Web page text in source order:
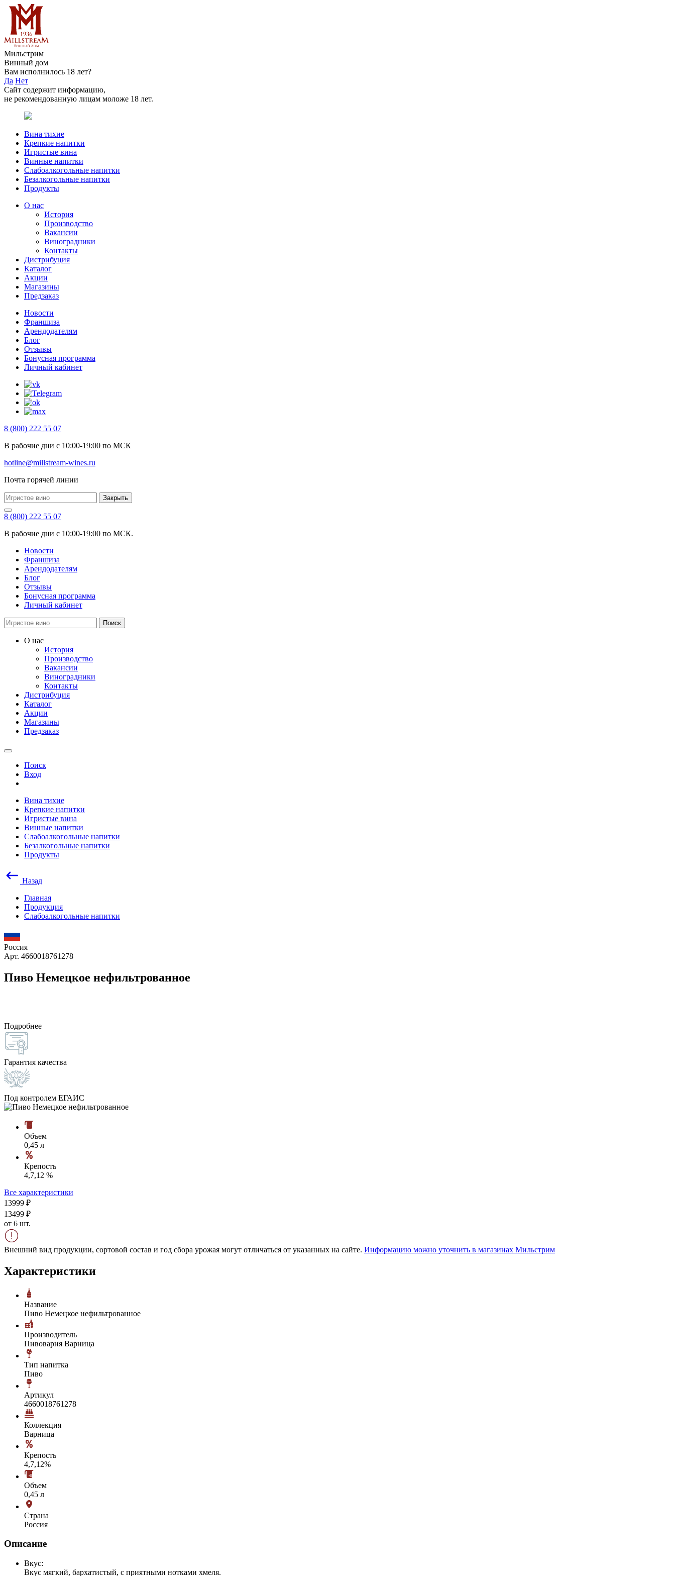
Мильстрим
Винный дом
Вам исполнилось 18 лет?
Да Нет
Сайт содержит информацию,
не рекомендованную лицам моложе 18 лет.
Вина тихие
Крепкие напитки
Игристые вина
Винные напитки
Слабоалкогольные напитки
Безалкогольные напитки
Продукты
О нас
История
Производство
Вакансии
Виноградники
Контакты
Дистрибуция
Каталог
Акции
Магазины
Предзаказ
Новости
Франшиза
Арендодателям
Блог
Отзывы
Бонусная программа
Личный кабинет
8 (800) 222 55 07
В рабочие дни с 10:00-19:00 по МСК
hotline@millstream-wines.ru
Почта горячей линии
Закрыть
8 (800) 222 55 07
В рабочие дни с 10:00-19:00 по МСК.
Новости
Франшиза
Арендодателям
Блог
Отзывы
Бонусная программа
Личный кабинет
Поиск
О нас
История
Производство
Вакансии
Виноградники
Контакты
Дистрибуция
Каталог
Акции
Магазины
Предзаказ
Поиск
Вход
Вина тихие
Крепкие напитки
Игристые вина
Винные напитки
Слабоалкогольные напитки
Безалкогольные напитки
Продукты
Назад
Главная
Продукция
Слабоалкогольные напитки
Россия
Арт. 4660018761278
Пиво Немецкое нефильтрованное
Подробнее
Гарантия качества
Под контролем ЕГАИС
Объем
0,45 л
Крепость
4,7,12 %
Все характеристики
13999 ₽
13499 ₽
от 6 шт.
Внешний вид продукции, сортовой состав и год сбора урожая могут отличаться от указанных на сайте. Информацию можно уточнить в магазинах Мильстрим
Характеристики
Название
Пиво Немецкое нефильтрованное
Производитель
Пивоварня Варница
Тип напитка
Пиво
Артикул
4660018761278
Коллекция
Варница
Крепость
4,7,12%
Объем
0,45 л
Страна
Россия
Описание
Вкус:
Вкус мягкий, бархатистый, с приятными нотками хмеля.